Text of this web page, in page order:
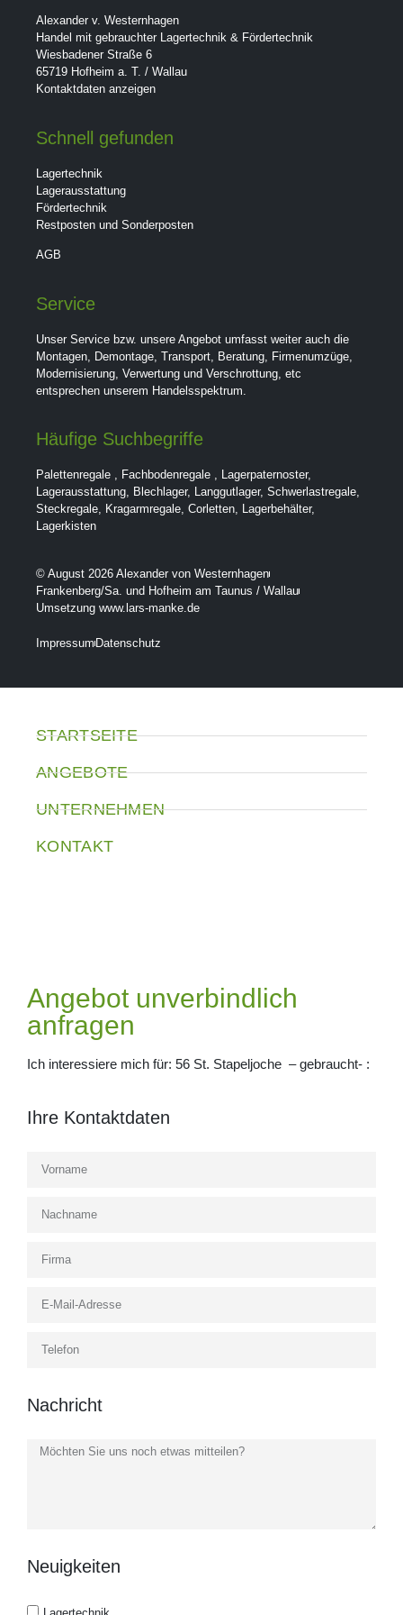
Alexander v. Westernhagen
Handel mit gebrauchter Lagertechnik & Fördertechnik
Wiesbadener Straße 6
65719 Hofheim a. T. / Wallau
Kontaktdaten anzeigen
Schnell gefunden
Lagertechnik
Lagerausstattung
Fördertechnik
Restposten und Sonderposten
AGB
Service
Unser Service bzw. unsere Angebot umfasst weiter auch die
Montagen, Demontage, Transport, Beratung, Firmenumzüge,
Modernisierung, Verwertung und Verschrottung, etc
entsprechen unserem Handelsspektrum.
Häufige Suchbegriffe
Palettenregale Fachbodenregale Lagerpaternoster,
Lagerausstattung
Blechlager, Langgutlager, Schwerlastregale
Steckregale
Kragarmregale Corletten Lagerbehälter,
Lagerkisten
© August 2026 Alexander von Westernhagen
Frankenberg/Sa. und Hofheim am Taunus / Wallau
Umsetzung www.lars-manke.de
Impressum Datenschutz
STARTSEITE
ANGEBOTE
UNTERNEHMEN
KONTAKT
Angebot unverbindlich
anfragen
Ich interessiere mich für: 56 St. Stapeljoche – gebraucht- :
Ihre Kontaktdaten
Nachricht
Neuigkeiten